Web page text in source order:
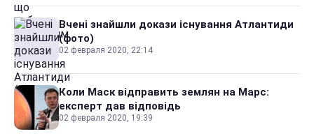
Вчені знайшли докази існування Атлантиди
(фото)
02 февраля 2020, 22:14
Коли Маск відправить землян на Марс:
експерт дав відповідь
02 февраля 2020, 19:39